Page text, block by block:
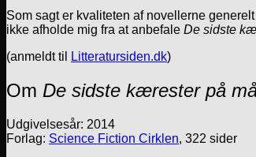
Som sagt er kvaliteten af novellerne
ikke afholde mig fra at anbefale De sidste
(anmeldt til
Litteratursiden.dk)
Om De sidste kærester på
Udgivelsesår: 2014
Forlag: Science Fiction Cirklen, 322 sider